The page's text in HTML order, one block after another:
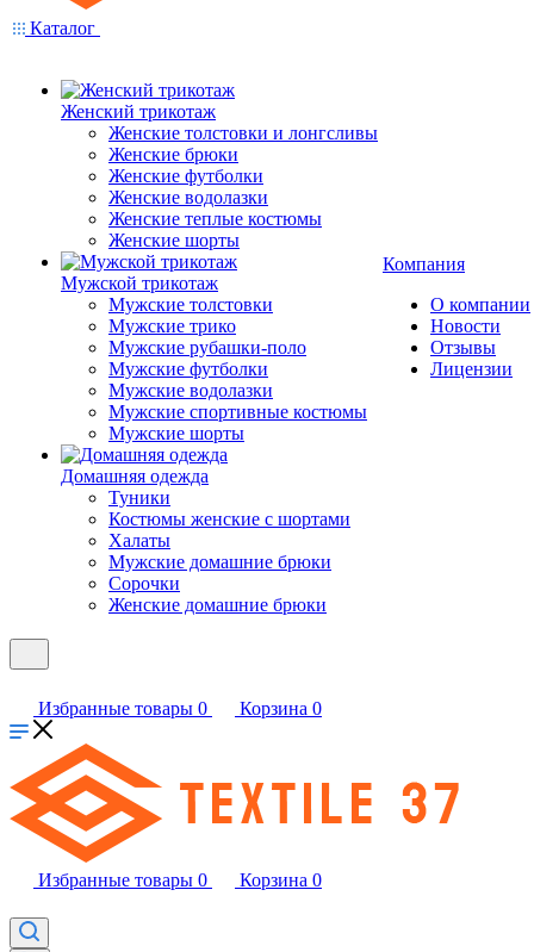
Каталог
Женский трикотаж
Женские толстовки и лонгсливы
Женские брюки
Женские футболки
Женские водолазки
Женские теплые костюмы
Женские шорты
Мужской трикотаж
Мужские толстовки
Мужские трико
Мужские рубашки-поло
Мужские футболки
Мужские водолазки
Мужские спортивные костюмы
Мужские шорты
Домашняя одежда
Туники
Костюмы женские с шортами
Халаты
Мужские домашние брюки
Сорочки
Женские домашние брюки
Компания
О компании
Новости
Отзывы
Лицензии
Избранные товары 0 Корзина 0
Избранные товары 0 Корзина 0